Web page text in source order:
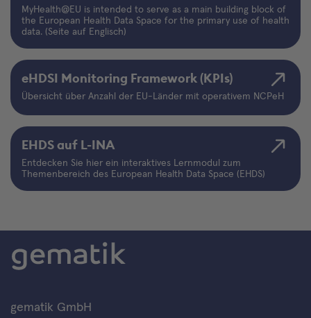
MyHealth@EU is intended to serve as a main building block of
the European Health Data Space for the primary use of health
data. (Seite auf Englisch)
eHDSI Monitoring Framework (KPIs)
Übersicht über Anzahl der EU-Länder mit operativem NCPeH
EHDS auf L-INA
Entdecken Sie hier ein interaktives Lernmodul zum
Themenbereich des European Health Data Space (EHDS)
gematik GmbH